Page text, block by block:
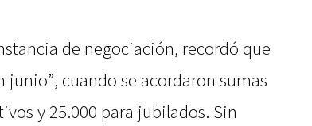
de negociación, recordó que
junio”, cuando se acordaron sumas
y 25.000 para jubilados. Sin